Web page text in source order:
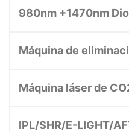
980nm +1470nm
Máquina láser de
IPL/SHR/E-LIGHT/